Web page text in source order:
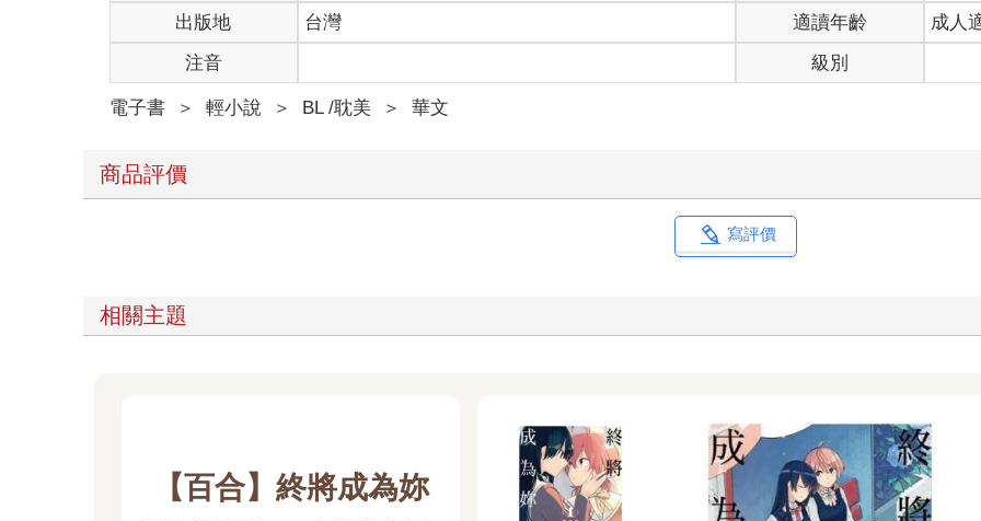
出版地 台灣 適讀年齡
成人
注音
級別
電子書 ＞ 輕小說 ＞ BL /耽美 ＞ 華文
商品評價
寫評價
相關主題
【百合】終將成為妳